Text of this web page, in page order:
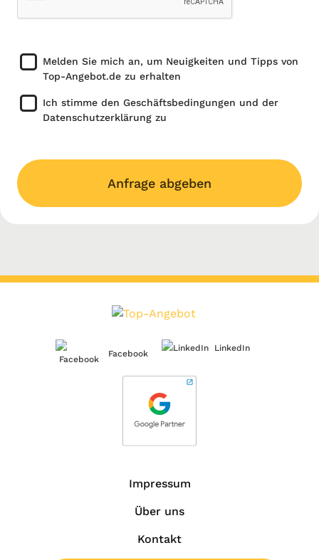
Melden Sie mich an, um Neuigkeiten und Tipps von
Top-Angebot.de zu erhalten
Ich stimme den Geschäftsbedingungen und der
Datenschutzerklärung zu
Anfrage abgeben
Facebook
LinkedIn
Impressum
Über uns
Kontakt